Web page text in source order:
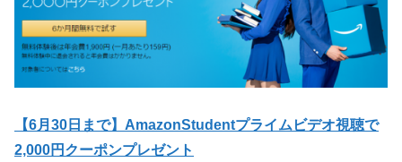
【6月30日まで】AmazonStudentプライムビデオ視聴で
2,000円クーポンプレゼント